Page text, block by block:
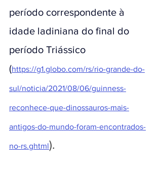
período correspondente à
idade ladiniana do final do
período Triássico
(https://g1.globo.com/rs/rio-grande-do-
sul/noticia/2021/08/06/guinness-
reconhece-que-dinossauros-mais-
antigos-do-mundo-foram-encontrados-
no-rs.ghtml).